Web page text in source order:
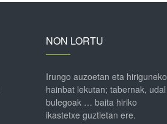
NON LORTU
Irungo auzoetan eta hiriguneko
hainbat lekutan; tabernak, udal
bulegoak … baita hiriko
ikastetxe guztietan ere.